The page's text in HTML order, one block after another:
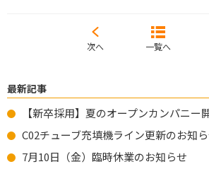
一覧へ
次へ
最新記事
【新卒採用】夏のオープンカンパニー
C02チューブ充填機ライン更新のお知
7月10日（金）臨時休業のお知らせ